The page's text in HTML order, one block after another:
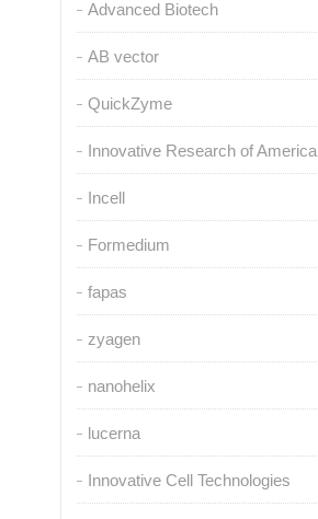
Advanced Biotech
AB vector
QuickZyme
Innovative Research of America
Incell
Formedium
fapas
zyagen
nanohelix
lucerna
Innovative Cell Technologies